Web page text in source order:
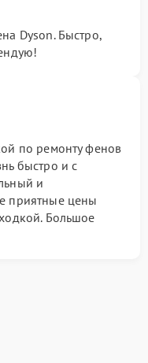
Dyson. Быстро,
по ремонту фенов
быстро и с
и
приятные цены
Большое